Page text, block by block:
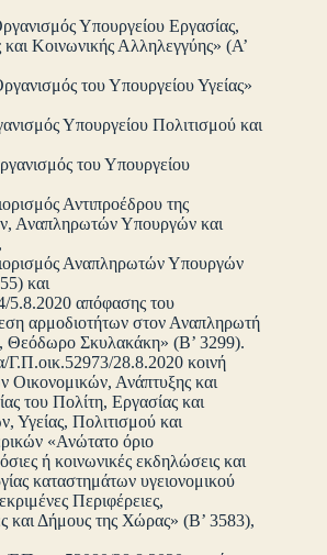
Υπουργείου Εργασίας,
Κοινωνικής Αλληλεγγύης» (Α’
του Υπουργείου Υγείας»
Υπουργείου Πολιτισμού και
του Υπουργείου
Αντιπροέδρου της
Αναπληρωτών Υπουργών και
Αναπληρωτών Υπουργών
και
5.8.2020 απόφασης του
αρμοδιοτήτων στον Αναπληρωτή
Θεόδωρο Σκυλακάκη» (Β’ 3299).
Γ.Π.οικ.52973/28.8.2020 κοινή
Ανάπτυξης και
του Πολίτη, Εργασίας και
Υγείας, Πολιτισμού και
«Ανώτατο όριο
ή κοινωνικές εκδηλώσεις και
καταστημάτων υγειονομικού
Περιφέρειες,
και Δήμους της Χώρας» (Β’ 3583),